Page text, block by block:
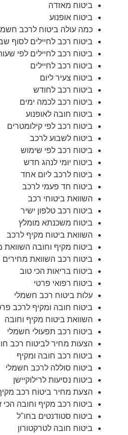
ביטוח מאזדה
ביטוח אופנוע
כמה עולה ביטוח לרכב
ביטוח רכב לחיילים לסוף
ביטוח רכב לחיילים לפי
ביטוח רכב לחיילים
ביטוח צעיר ליום
ביטוח רכב לחודש
ביטוח רכב לכמה ימים
ביטוח חובה לאופנוע
ביטוח רכב לפי קילומטרים
ביטוח לשבוע לרכב
ביטוח רכב לפי שימוש
ביטוח יומי לנהג חדש
ביטוח לרכב ליום אחד
ביטוח חד פעמי לרכב
השוואת ביטוחי רכב
ביטוח רכב טלפון ישיר
ביטוח משכנתא מומלץ
השוואת ביטוח מקיף לרכב
ביטוח מקיף וחובה השוואת
ביטוח רכב השוואת מחירים
ביטוח בריאות הכי טוב
ביטוח רפואי פרטי
עלות ביטוח רכב חשמלי
ביטוח חובה ומקיף לרכב
השוואת ביטוח מקיף וחובה
ביטוח רכב תפעולי חשמלי
הצעות מחיר לביטוח רכב
ביטוח רכב חובה ומקיף
ביטוח סוללה לרכב חשמלי
ביטוח נסיעות לרילוקיישן
הצעת מחיר ביטוח רכב
ביטוח רכב מקיף וחובה הכי
ביטוח סטודנטים בחו"ל
ביטוח חובה לטרקטורון